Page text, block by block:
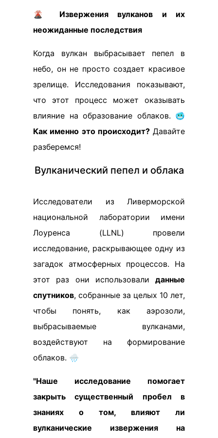
🌋 Извержения вулканов и их
неожиданные последствия
Когда вулкан выбрасывает пепел в
небо, он не просто создает красивое
зрелище. Исследования показывают,
что этот процесс может оказывать
влияние на образование облаков. 🥶
Как именно это происходит?Давайте
разберемся!
Вулканический пепел и облака
Исследователи из Ливерморской
национальной лаборатории имени
Лоуренса (LLNL) провели
исследование, раскрывающее одну из
загадок атмосферных процессов. На
этот раз они использовали данные
спутников, собранные за целых 10 лет,
чтобы понять, как аэрозоли,
выбрасываемые вулканами,
воздействуют на формирование
облаков. 🌧️
"Наше исследование помогает
закрыть существенный пробел в
знаниях о том, влияют ли
вулканические извержения на